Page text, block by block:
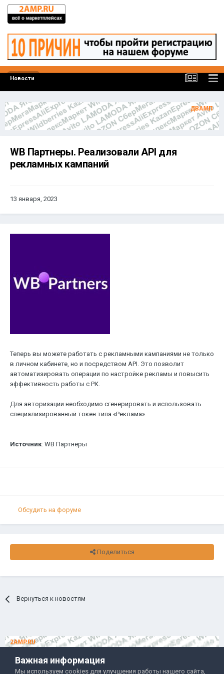
Новости
WB Партнеры. Реализовали API для
рекламных кампаний
13 января, 2023
Теперь вы можете работать с рекламными кампаниями не только
в личном кабинете, но и посредством API. Это позволит
автоматизировать операции по настройке рекламы и повысить
эффективность работы с РК.
Для авторизации необходимо сгенерировать и использовать
специализированный токен типа «Реклама».
Источник: WB Партнеры
Обсудить на форуме
Поделиться
Вернуться к новостям
Важная информация
Мы используем cookies для улучшения работы нашего сайта,